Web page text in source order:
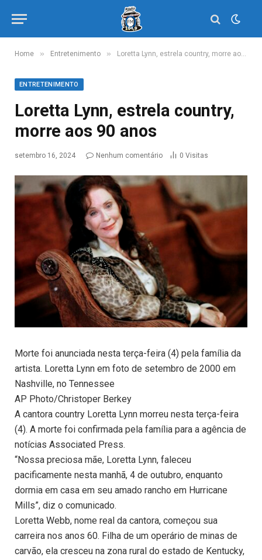
Home » Entretenimento » Loretta Lynn, estrela country, morre aos 90 anos
ENTRETENIMENTO
Loretta Lynn, estrela country,
morre aos 90 anos
setembro 16, 2024 Nenhum comentário 0 Visitas
Morte foi anunciada nesta terça-feira (4) pela família da
artista. Loretta Lynn em foto de setembro de 2000 em
Nashville, no Tennessee
AP Photo/Christoper Berkey
A cantora country Loretta Lynn morreu nesta terça-feira
(4). A morte foi confirmada pela família para a agência de
notícias Associated Press.
“Nossa preciosa mãe, Loretta Lynn, faleceu
pacificamente nesta manhã, 4 de outubro, enquanto
dormia em casa em seu amado rancho em Hurricane
Mills”, diz o comunicado.
Loretta Webb, nome real da cantora, começou sua
carreira nos anos 60. Filha de um operário de minas de
carvão, ela cresceu na zona rural do estado de Kentucky,